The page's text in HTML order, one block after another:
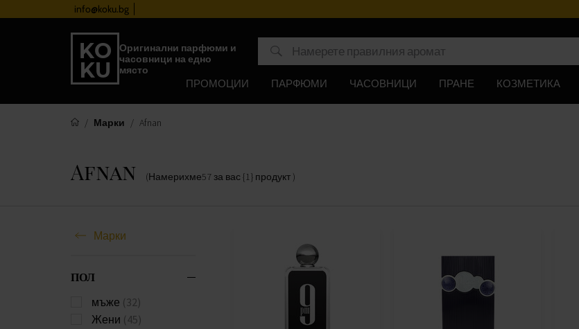
info@koku.bg
Оригинални парфюми и
часовници на едно
място
ПРОМОЦИИ ПАРФЮМИ ЧАСОВНИЦИ ПРАНЕ КОЗМЕТИКА
Марки Afnan
Afnan (Намерихме57за вас{1} продукт )
Марки
ПОЛ
мъже (32)
Жени (45)